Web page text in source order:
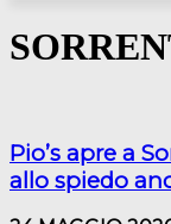
Pio’s apre a
allo spiedo